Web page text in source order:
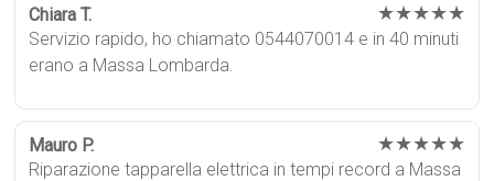
Chiara T. ★★★★★
Servizio rapido, ho chiamato 0544070014 e in 40 minuti
erano a Massa Lombarda.
Mauro P. ★★★★★
Riparazione tapparella elettrica in tempi record a Massa